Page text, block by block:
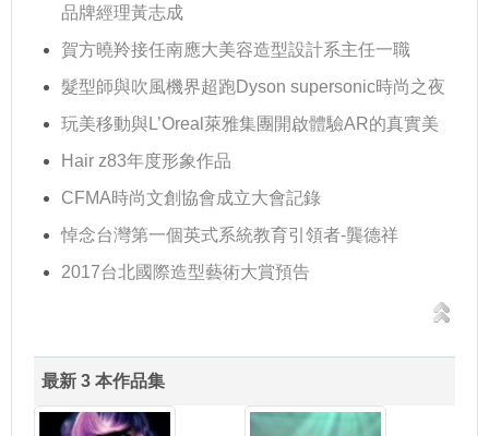
品牌經理黃志成
賀方曉羚接任南應大美容造型設計系主任一職
髮型師與吹風機界超跑Dyson supersonic時尚之夜
玩美移動與L’Oreal萊雅集團開啟體驗AR的真實美
Hair z83年度形象作品
CFMA時尚文創協會成立大會記錄
悼念台灣第一個英式系統教育引領者-龔德祥
2017台北國際造型藝術大賞預告
最新 3 本作品集